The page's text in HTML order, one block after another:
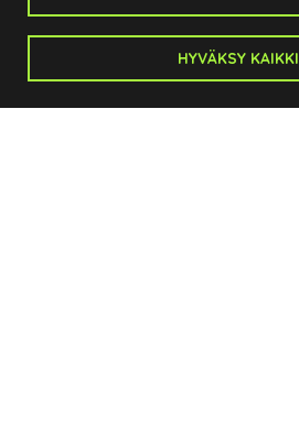
HYVÄKSY KAIKKI
24100 Salo
p. 044 721 7300
caddiemaster@salogolf.fi